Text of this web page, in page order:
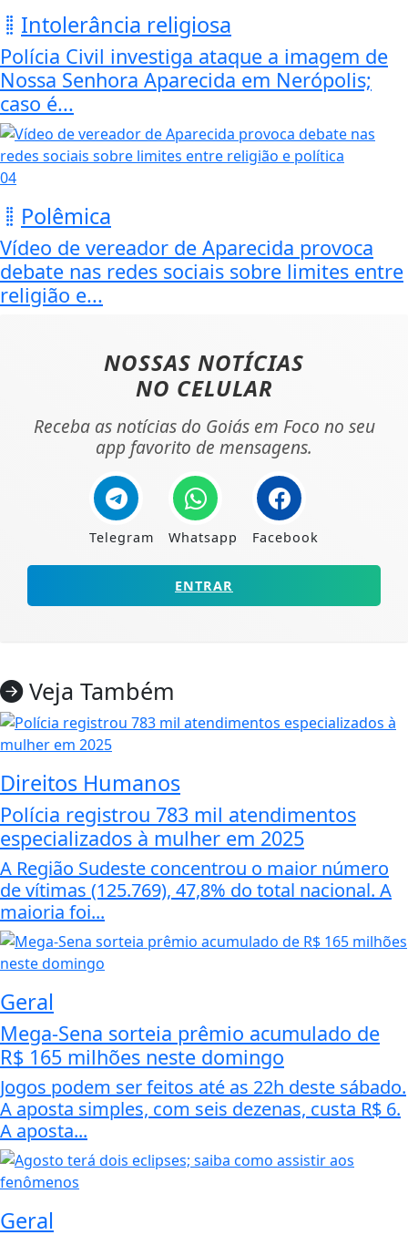
Intolerância religiosa
Polícia Civil investiga ataque a imagem de
Nossa Senhora Aparecida em Nerópolis;
caso é...
04
Polêmica
Vídeo de vereador de Aparecida provoca
debate nas redes sociais sobre limites entre
religião e...
NOSSAS NOTÍCIAS
NO CELULAR
Receba as notícias do Goiás em Foco no seu
app favorito de mensagens.
Telegram Whatsapp Facebook
ENTRAR
Veja Também
Direitos Humanos
Polícia registrou 783 mil atendimentos
especializados à mulher em 2025
A Região Sudeste concentrou o maior número
de vítimas (125.769), 47,8% do total nacional. A
maioria foi...
Geral
Mega-Sena sorteia prêmio acumulado de
R$ 165 milhões neste domingo
Jogos podem ser feitos até as 22h deste sábado.
A aposta simples, com seis dezenas, custa R$ 6.
A aposta...
Geral